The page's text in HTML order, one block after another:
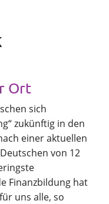
Ort
sich
zukünftig in den
einer aktuellen
von 12
Finanzbildung hat
uns alle, so